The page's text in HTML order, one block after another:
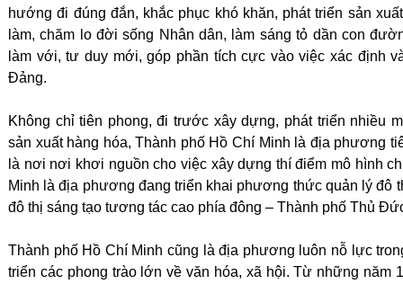
hướng đi đúng đắn, khắc phục khó khăn, phát triển sản
làm, chăm lo đời sống Nhân dân, làm sáng tỏ dần con
làm với, tư duy mới, góp phần tích cực vào việc xác định
Đảng.
Không chỉ tiên phong, đi trước xây dựng, phát triển nhiều
sản xuất hàng hóa, Thành phố Hồ Chí Minh là địa phương
là nơi nơi khơi nguồn cho việc xây dựng thí điểm mô hình
Minh là địa phương đang triển khai phương thức quản lý đô
đô thị sáng tạo tương tác cao phía đông – Thành phố Thủ
Thành phố Hồ Chí Minh cũng là địa phương luôn nỗ lực
triển các phong trào lớn về văn hóa, xã hội. Từ những năm